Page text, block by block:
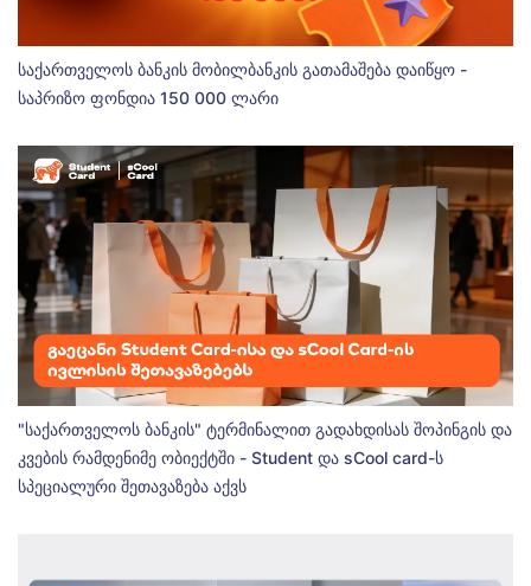
საქართველოს ბანკის მობილბანკის გათამაშება დაიწყო -
საპრიზო ფონდია 150 000 ლარი
"საქართველოს ბანკის" ტერმინალით გადახდისას შოპინგის და
კვების რამდენიმე ობიექტში - Student და sCool card-ს
სპეციალური შეთავაზება აქვს